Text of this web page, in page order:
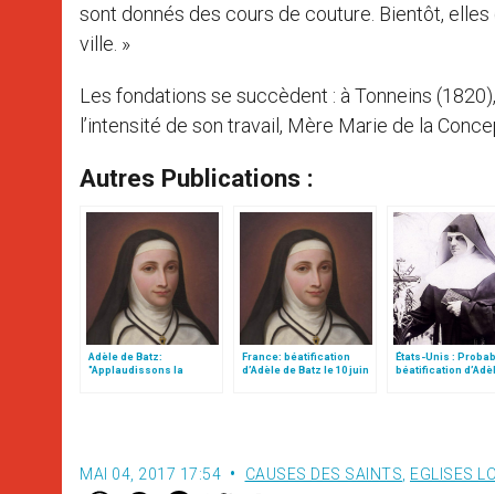
sont donnés des cours de couture. Bientôt,
ville. »
Les fondations se succèdent : à Tonneins
l’intensité de son travail, Mère Marie de la
Autres Publications :
Adèle de Batz:
"Applaudissons la
France: béatification
d’Adèle de Batz le 10 juin
États-Unis :
béatification
MAI 04, 2017 17:54 CAUSES DES SAINTS EGLISES